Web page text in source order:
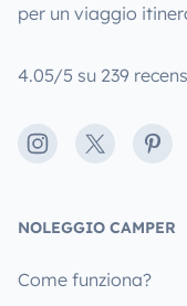
per un viaggio
4.05/5 su 239
Instagram
X
NOLEGGIO CAMPER
Come funziona?